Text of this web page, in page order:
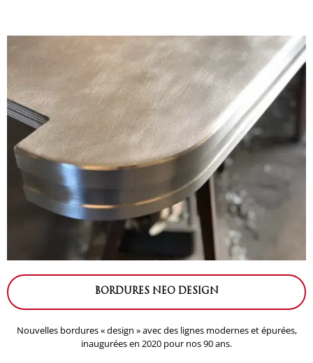
BORDURES NEO DESIGN
Nouvelles bordures « design » avec des lignes modernes et épurées,
inaugurées en 2020 pour nos 90 ans.